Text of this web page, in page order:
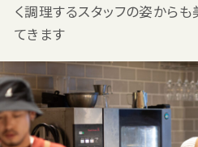
く調理するスタッフの姿から
てきます